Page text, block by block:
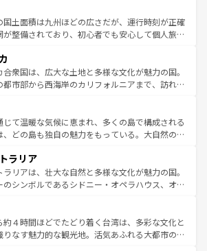
に足を運ぶとそれぞれで全く異なる文化を体験で
きるだろう。 なお、新着のフランス情報はコンテンツ一覧
てほしい。
な人にはぜひ体験してほしい。 なお、新着の
報はコンテンツ一覧を参照してほしい。
に異なる魅力がある。また、優雅なアフタヌーン
ビール好きにはたまらない英国パブ、サッカー観
本場だからこそできる体験も豊富。イギリスを旅
を参照してほしい。
国土面積は九州ほどの広さだが、運行時刻が正確
が整備されており、初心者でも安心して個人旅行
そのまま残る町や、スイスならではのユニークな
あり、アルプス観光だけでなく町歩きも満喫する
きる。国民の所得が高いため物価も高いが、旅行
費無料で観光を楽しむこともできる。 なお、新
ス情報はコンテンツ一覧 を参照してほしい。
合衆国は、広大な土地と多様な文化が魅力の国。
都市部から西海岸のカリフォルニアまで、訪れる
巨大都市は、観光、ショッピング、エンターテイ
が詰まった刺激的なスポットだ。一方、アメリカ
大自然が広がり、グランドキャニオンやイエロー
ーオーリンズでは、音楽と美食が融合した独特の
力。旅行者はアメリカの各地域で異なる魅力を楽
ら、その多様性と豊かな歴史を感じることができ
な旅のスタイルだ。 なお、新着のアメリカ
ンテンツ一覧を参照してほしい。
じて温暖な気候に恵まれ、多くの島で構成される
、どの島も独自の魅力をもっている。大自然の神
見逃せない。また、定番の観光地といえばオアフ
静かな自然を求めるならマウイ島やカウアイ島が
。エメラルドグリーンに輝く海をはじめ、豊かな
てなしの心で訪れる人々を迎えてくれるハワイの
いしいローカルフードやハワイアンミュージッ
的なフラダンスなど、すべてがハワイの魅力を彩
ラリア
ラリアは、壮大な自然と多様な文化が魅力の国。
のシンボルであるシドニー・オペラハウス、オー
フや大陸中央部にそびえるウルル（エアーズロッ
スマニアの美しい原生林やケアンズの熱帯雨林な
ころがたくさん。また、カフェやワイン、オージ
約４時間ほどでたどり着く台湾は、多彩な文化と
りなす魅力的な観光地。活気あふれる大都市の台